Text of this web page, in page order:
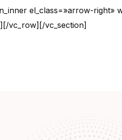
el_class=»arrow-right»
vc_row][/vc_section]